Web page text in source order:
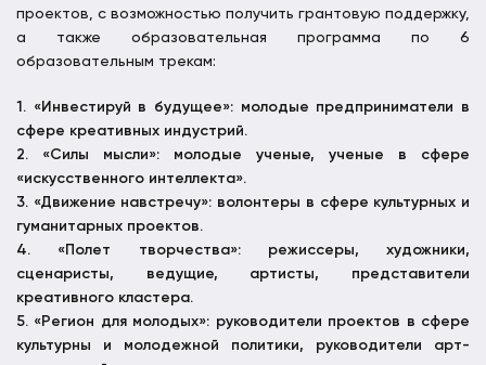
проектов, с возможностью получить грантовую поддержку,
а также образовательная программа по 6
образовательным трекам:
1. «Инвестируй в будущее»: молодые предприниматели в
сфере креативных индустрий.
2. «Силы мысли»: молодые ученые, ученые в сфере
«искусственного интеллекта».
3. «Движение навстречу»: волонтеры в сфере культурных и
гуманитарных проектов.
4. «Полет творчества»: режиссеры, художники,
сценаристы, ведущие, артисты, представители
креативного кластера.
5. «Регион для молодых»: руководители проектов в сфере
культурны и молодежной политики, руководители арт-